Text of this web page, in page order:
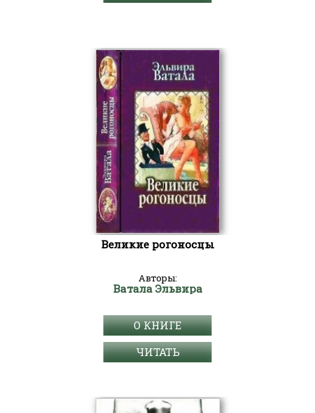
Великие рогоносцы
Авторы:
Ватала Эльвира
О КНИГЕ
ЧИТАТЬ